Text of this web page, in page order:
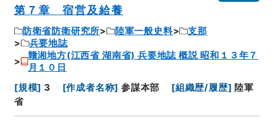
第７章 宿営及給養
防衛省防衛研究所 陸軍一般史料
支那
兵要地誌
贛湘地方(江西省 湖南省) 兵要地誌 概説 昭和１３年７
月１０日
[規模] 3 [作成者名称] 参謀本部 [組織歴/履歴] 陸軍
省